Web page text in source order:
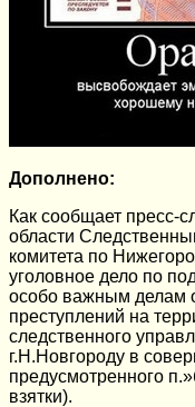
Дополнено:
Как сообщает пресс-
области
комитета по
уголовное дело по
особо важным делам
преступлений на
следственного
г.Н.Новгороду в
предусмотренного
взятки).